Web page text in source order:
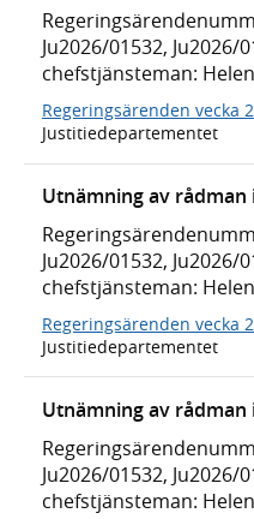
Ju2026/01532, Ju2026/
chefstjänsteman:
Regeringsärenden vecka
Justitiedepartementet
Utnämning av
Ju2026/01532, Ju2026/
chefstjänsteman:
Regeringsärenden vecka
Justitiedepartementet
Utnämning av
Ju2026/01532, Ju2026/
chefstjänsteman: